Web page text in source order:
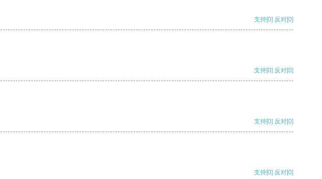
支持[0] 反对[0]
支持[0] 反对[0]
支持[0] 反对[0]
支持[0] 反对[0]